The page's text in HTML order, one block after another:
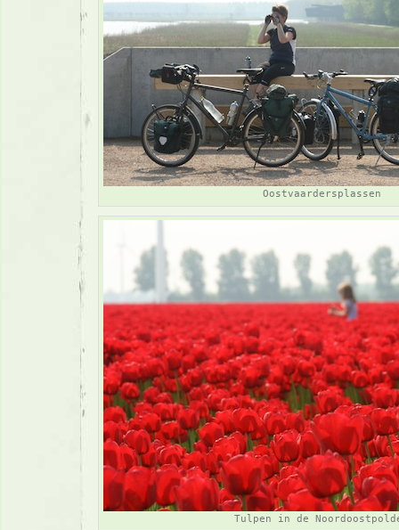
Oostvaardersplassen
Tulpen in de